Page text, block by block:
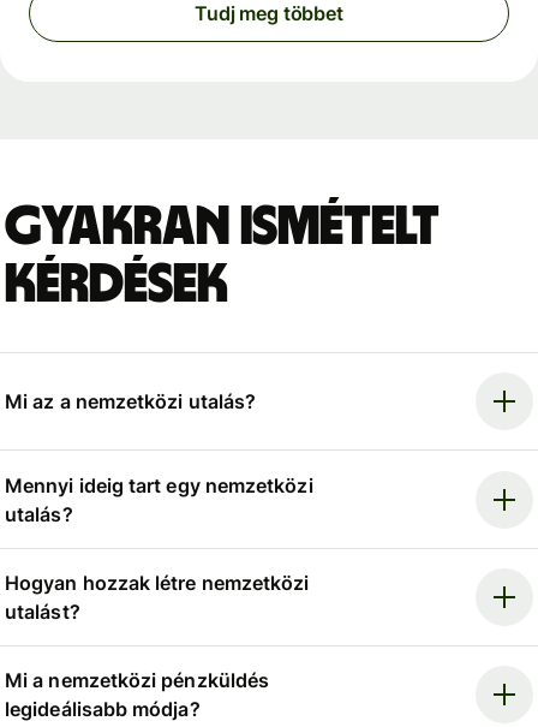
Tudj meg többet
Gyakran ismételt
kérdések
Mi az a nemzetközi utalás?
Mennyi ideig tart egy nemzetközi
utalás?
Hogyan hozzak létre nemzetközi
utalást?
Mi a nemzetközi pénzküldés
legideálisabb módja?